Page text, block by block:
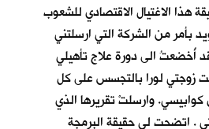
هذا الاغتيال الاقتصادي للشعوب
بأمر من الشركة التي ارسلتني
أُخضعتُ الى دورة علاج تأهيلي
زوجتي لورا بالتجسس على كل
وارسلتْ تقريرها الذي
. اتضحت لي حقيقة البرمجة